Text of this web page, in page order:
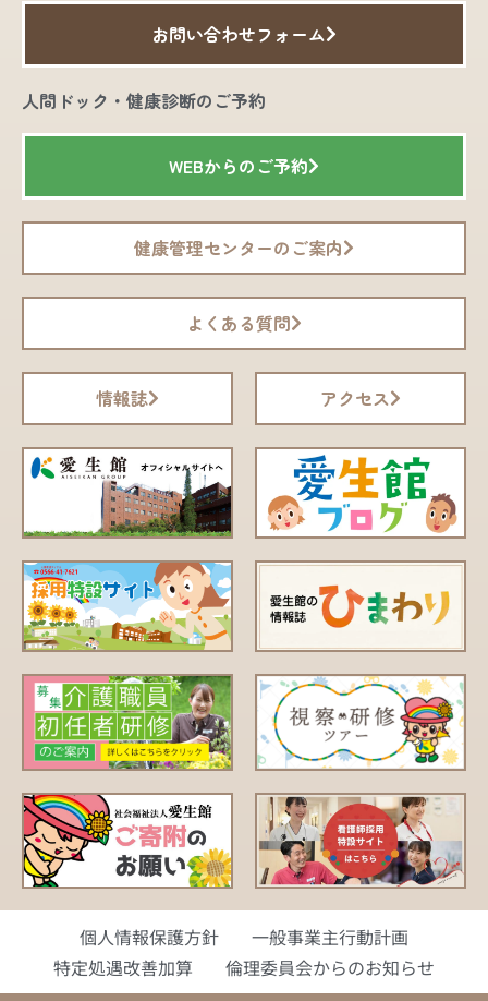
お問い合わせフォーム
人間ドック・健康診断のご予約
WEBからのご予約
健康管理センターのご案内
よくある質問
情報誌 アクセス
個人情報保護方針
一般事業主行動計画
特定処遇改善加算
倫理委員会からのお知らせ